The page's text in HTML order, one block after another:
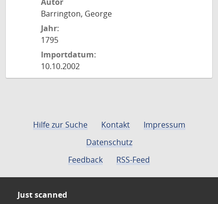
Barrington, George
Jahr:
1795
Importdatum:
10.10.2002
Hilfe zur Suche Kontakt
Impressum
Datenschutz
Feedback
RSS-Feed
Just scanned